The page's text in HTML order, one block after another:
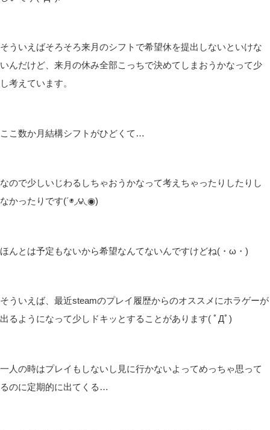
そういえばそろそろ来月のシフトで希望休を提出しないといけな
いんだけど、来月の休み全部こっちで決めてしまおうかなって少
し考えています。
ここ数か月結構シフトがひどくて…
なので少しいじわるしちゃおうかなって考えちゃったりしたりし
なかったりです(´◉◞౪◟◉)
ほんとは予定もないから希望なんてないんですけどね(・ω・)
そういえば、最近steamのプレイ履歴からのオススメにホラゲーが
出るようになって少しドキッとすることがあります( ﾟДﾟ)
一人の時はプレイもしないし見に行かないよってめっちゃ思って
るのに定期的に出てくる…